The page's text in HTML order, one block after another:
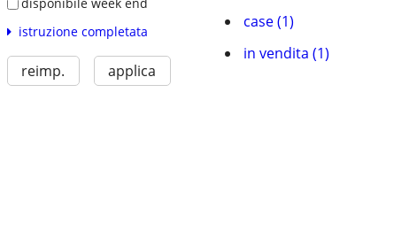
istruzione completata
reimp. applica
case (1)
in vendita (1)